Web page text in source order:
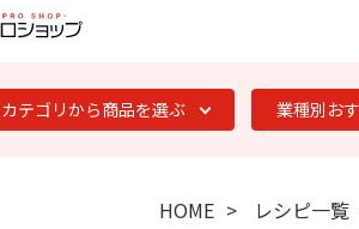
カテゴリから商品を選ぶ 業種別お
HOME レシピ一覧